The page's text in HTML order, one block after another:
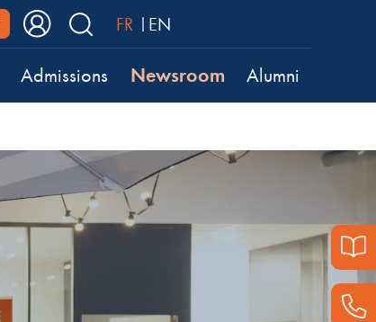
FR EN
Admissions Newsroom Alumni